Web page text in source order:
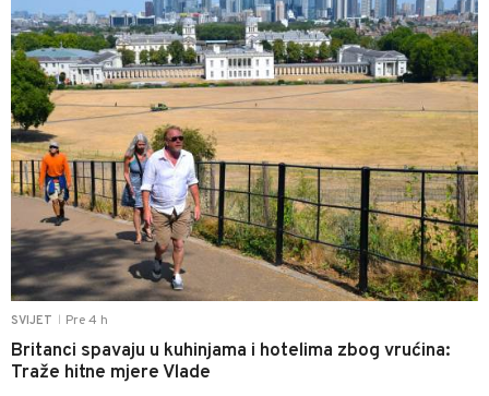
SVIJET Pre 4 h
Britanci spavaju u kuhinjama i hotelima zbog vrućina:
Traže hitne mjere Vlade